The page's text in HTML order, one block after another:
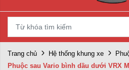
Trang chủ Hệ thống khung xe
Phuộc sau Vario bình dầu dưới VRX